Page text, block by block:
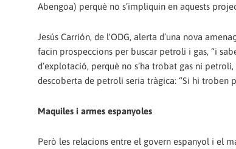
Abengoa) perquè no s’impliquin en aquests
Jesús Carrión, de l'ODG, alerta d’una nova
facin prospeccions per buscar petroli i gas, “i
d’explotació, perquè no s’ha trobat gas ni
descoberta de petroli seria tràgica: “Si hi troben
Maquiles i armes espanyoles
Però les relacions entre el govern espanyol i el